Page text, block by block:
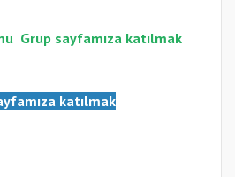
Grup sayfamıza katılmak
katılmak